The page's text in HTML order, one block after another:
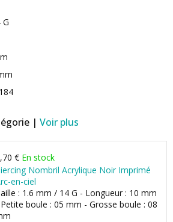
| Voir plus
€ En stock
Nombril Acrylique Noir Imprimé
en-ciel
: 1.6 mm / 14 G - Longueur : 10 mm
boule : 05 mm - Grosse boule : 08